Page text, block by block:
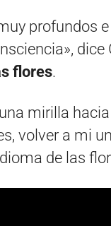
profundos
flores.
mirilla
volver a mi
de las